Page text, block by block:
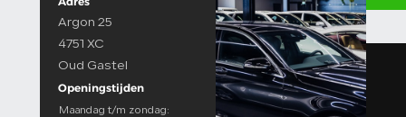
Argon 25
4751 XC
Oud Gastel
Openingstijden
Maandag t/m zondag: